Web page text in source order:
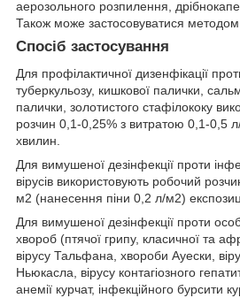
аерозольного розпилення,
Також може застосовуватися
Спосіб застосування
Для профілактичної дизенфікації
туберкульозу, кишкової палички,
палички, золотистого стафілококу
розчин 0,1-0,25% з витратою 0,1-0,5
хвилин.
Для вимушеної дезінфекції проти
вірусів використовують робочий
м2 (нанесення піни 0,2 л/м2)
Для вимушеної дезінфекції проти
хвороб (птячої грипу, класичної та
вірусу Тальфана, хвороби Ауески,
Ньюкасла, вірусу контагіозного
анемії курчат, інфекційного бурсити